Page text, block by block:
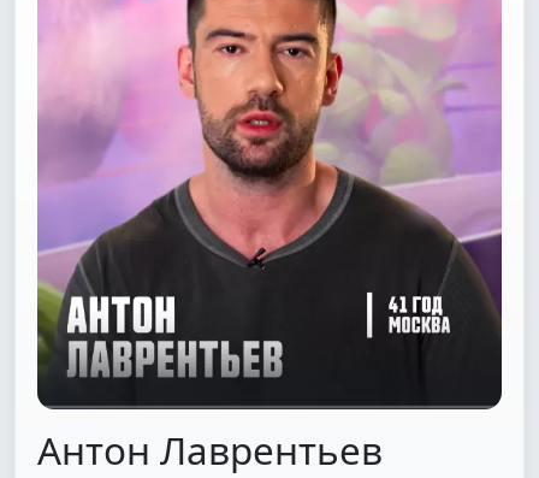
Антон Лаврентьев